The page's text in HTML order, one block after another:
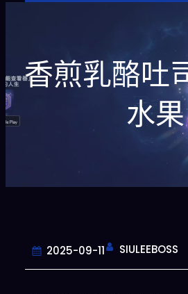
香煎乳酪吐
水果
2025-09-11 SIULEEBOSS